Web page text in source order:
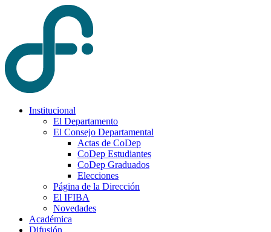
Institucional
El Departamento
El Consejo Departamental
Actas de CoDep
CoDep Estudiantes
CoDep Graduados
Elecciones
Página de la Dirección
El IFIBA
Novedades
Académica
Difusión